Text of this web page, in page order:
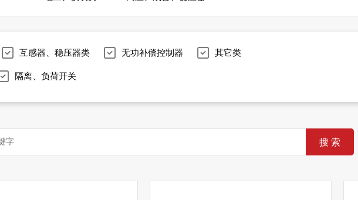
互感器、稳压器类 无功补偿控制器 其它类
隔离、负荷开关